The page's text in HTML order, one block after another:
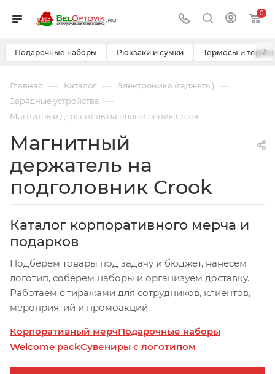
0
Подарочные наборы Рюкзаки и сумки Термосы и ›
Главная — Каталог — Электроника (гаджеты) —
Зарядные устройства —
Магнитный держатель на подголовник Crook
Магнитный
держатель на
подголовник Crook
Каталог корпоративного мерча и
подарков
Подберём товары под задачу и бюджет, нанесём
логотип, соберём наборы и организуем доставку.
Работаем с тиражами для сотрудников, клиентов,
мероприятий и промоакций.
Корпоративный мерчПодарочные наборы
Welcome packСувениры с логотипом